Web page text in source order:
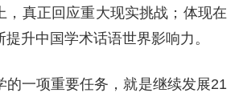
，真正回应重大现实挑战；体现在
升中国学术话语世界影响力。
的一项重要任务，就是继续发展21